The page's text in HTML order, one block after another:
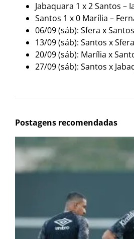
Jabaquara 1 x 2 Santos –
Santos 1 x 0 Marília –
06/09 (sáb): Sfera x
13/09 (sáb): Santos x
20/09 (sáb): Marília x
27/09 (sáb): Santos x
Postagens recomendadas